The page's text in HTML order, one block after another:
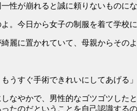
性が崩れると誠に頼りないものにな
。今日から女子の制服を着て学校
麗に置かれていて、母親からそ
うすぐ手術できれいにしてあげる」
なやかで、男性的なゴツゴツした
たのだということを自己認識するの